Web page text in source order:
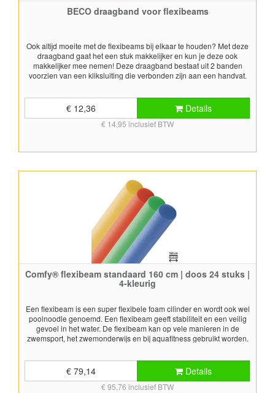
BECO draagband voor flexibeams
Ook altijd moeite met de flexibeams bij elkaar te houden? Met deze
draagband gaat het een stuk makkelijker en kun je deze ook
makkelijker mee nemen! Deze draagband bestaat uit 2 banden
voorzien van een kliksluiting die verbonden zijn aan een handvat.
€ 12,36 Details
€ 14,95 inclusief BTW
Comfy® flexibeam standaard 160 cm | doos 24 stuks |
4-kleurig
Een flexibeam is een super flexibele foam cilinder en wordt ook wel
poolnoodle genoemd. Een flexibeam geeft stabiliteit en een veilig
gevoel in het water. De flexibeam kan op vele manieren in de
zwemsport, het zwemonderwijs en bij aquafitness gebruikt worden.
geel, rood, groen en blauw. Super leuk om mee te spelen tijdens het
recreatief zwemmen! Afmetingen: ca 6,7x160 cm (diameter x lengte)
Leverbaar in doos van 24 stuks Bedrukking op
€ 79,14 Details
€ 95,76 inclusief BTW